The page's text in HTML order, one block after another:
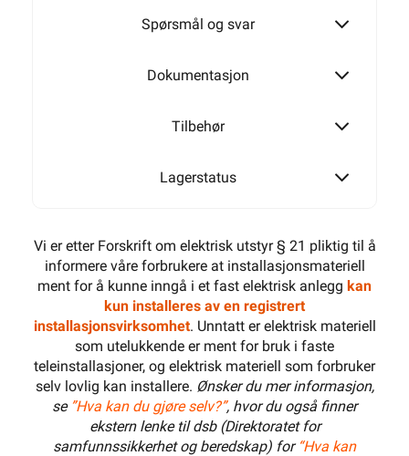
Spørsmål og svar
Dokumentasjon
Tilbehør
Lagerstatus
Vi er etter Forskrift om elektrisk utstyr § 21 pliktig til å
informere våre forbrukere at installasjonsmateriell
ment for å kunne inngå i et fast elektrisk anlegg kan
kun installeres av en registrert
installasjonsvirksomhet. Unntatt er elektrisk materiell
som utelukkende er ment for bruk i faste
teleinstallasjoner, og elektrisk materiell som forbruker
selv lovlig kan installere. Ønsker du mer informasjon,
se ”Hva kan du gjøre selv?”, hvor du også finner
ekstern lenke til dsb (Direktoratet for
samfunnssikkerhet og beredskap) for “Hva kan